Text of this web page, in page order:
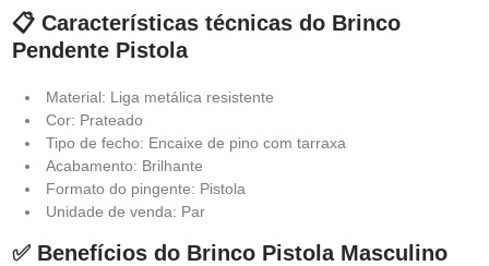
📋 Características técnicas do Brinco
Pendente Pistola
Material: Liga metálica resistente
Cor: Prateado
Tipo de fecho: Encaixe de pino com tarraxa
Acabamento: Brilhante
Formato do pingente: Pistola
Unidade de venda: Par
✅ Benefícios do Brinco Pistola Masculino